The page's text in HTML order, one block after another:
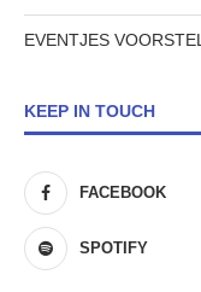
EVENTJES
KEEP IN TOUCH
FACEBOOK
SPOTIFY